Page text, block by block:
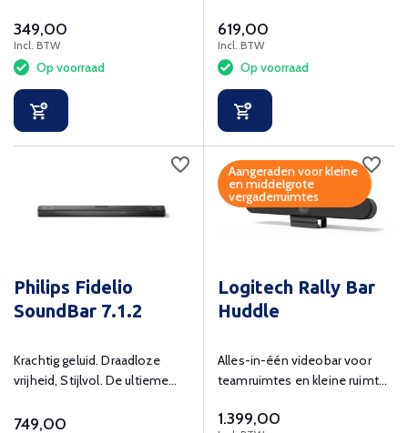
thuis.
349,00
Incl. BTW
Op voorraad
kabels netjes weg.
619,00
Incl. BTW
Op voorraad
Philips Fidelio
SoundBar 7.1.2
Krachtig geluid. Draadloze
vrijheid, Stijlvol. De ultieme
749,00
Aangeraden voor kleine
en middelgrote
vergaderruimtes
Logitech Rally Bar
Huddle
Alles-in-één videobar voor
teamruimtes en kleine ruimtes
1.399,00